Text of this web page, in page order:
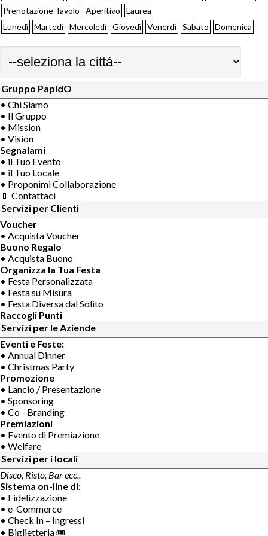
Prenotazione Tavolo
Aperitivo
Laurea
Lunedì Martedì Mercoledì Giovedì Venerdì Sabato Domenica
Gruppo PapidO
• Chi Siamo
• Il Gruppo
• Mission
• Vision
Segnalami
• il Tuo Evento
• il Tuo Locale
• Proponimi Collaborazione
📱 Contattaci
Servizi per Clienti
Voucher
• Acquista Voucher
Buono Regalo
• Acquista Buono
Organizza la Tua Festa
• Festa Personalizzata
• Festa su Misura
• Festa Diversa dal Solito
Raccogli Punti
Servizi per le Aziende
Eventi e Feste:
• Annual Dinner
• Christmas Party
Promozione
• Lancio / Presentazione
• Sponsoring
• Co - Branding
Premiazioni
• Evento di Premiazione
• Welfare
Servizi per i locali
Disco, Risto, Bar ecc..
Sistema on-line di:
• Fidelizzazione
• e-Commerce
• Check In – Ingressi
• Biglietteria 🎟